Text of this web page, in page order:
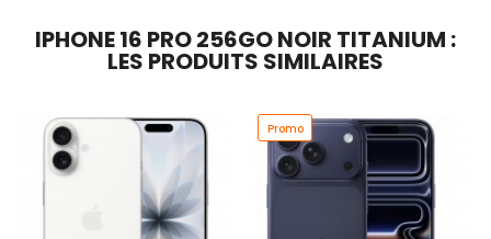
IPHONE 16 PRO 256GO NOIR TITANIUM :
LES PRODUITS SIMILAIRES
Promo